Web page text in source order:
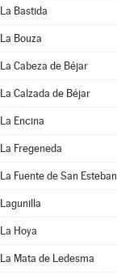
La Bastida
La Bouza
La Cabeza de Béjar
La Calzada de Béjar
La Encina
La Fregeneda
La Fuente de San Esteban
Lagunilla
La Hoya
La Mata de Ledesma